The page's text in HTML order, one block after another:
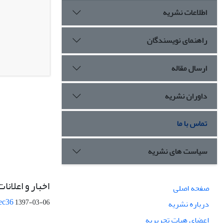
اطلاعات نشریه
راهنمای نویسندگان
ارسال مقاله
داوران نشریه
تماس با ما
سیاست های نشریه
صفحه اصلی
درباره نشریه
اعضای هیات تحریریه
اخبار و
1397-03-06